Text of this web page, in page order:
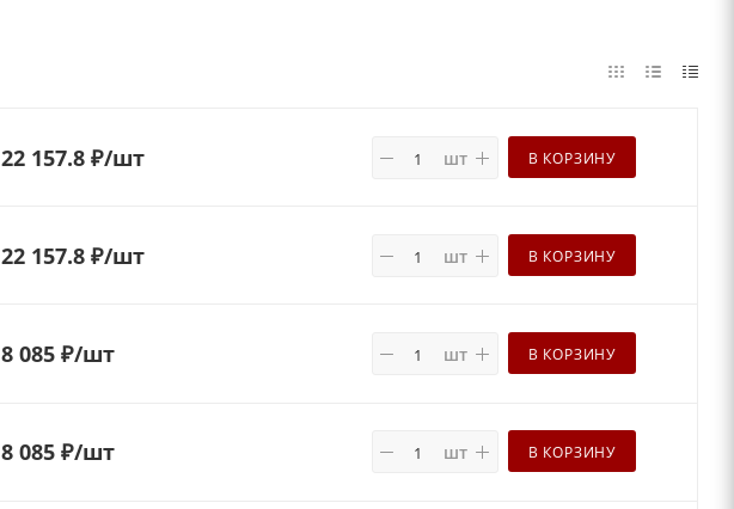
22 157.8 ₽/шт шт В КОРЗИНУ
22 157.8 ₽/шт шт В КОРЗИНУ
8 085 ₽/шт шт В КОРЗИНУ
8 085 ₽/шт шт В КОРЗИНУ